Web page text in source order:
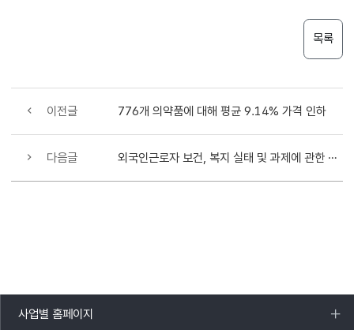
목록
이전글 776개 의약품에 대해 평균 9.14% 가격 인하
다음글 외국인근로자 보건, 복지 실태 및 과제에 관한 세미나
사업별 홈페이지
목록